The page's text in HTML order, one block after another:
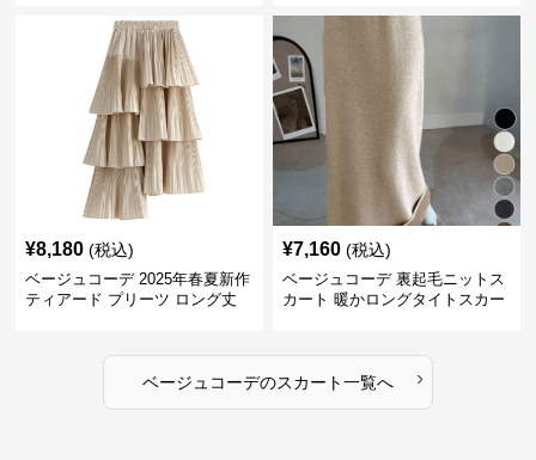
¥8,180 (税込)
ベージュコーデ 2025年春夏新作
ティアード プリーツ ロング丈
¥7,160 (税込)
ベージュコーデ 裏起毛ニットス
カート 暖かロングタイトスカー
ベージュコーデのスカート一覧へ ›